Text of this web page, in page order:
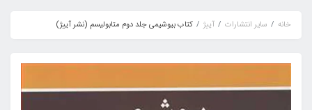
خانه سایر انتشارات آییژ کتاب بیوشیمی جلد دوم متابولیسم (نشر آییژ)